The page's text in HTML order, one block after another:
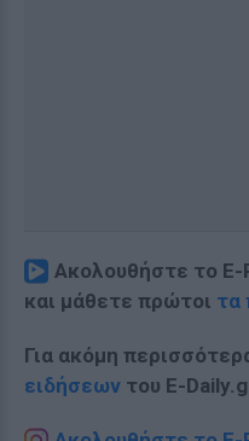
Ακολουθήστε το E-
και μάθετε πρώτοι τα
Για ακόμη
ειδήσεων του E-